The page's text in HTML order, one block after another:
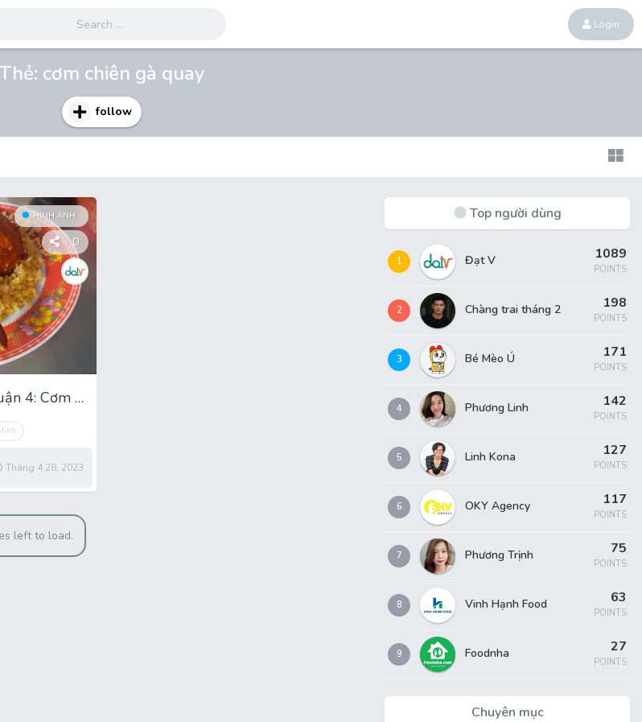
Login
Thẻ: cơm chiên gà quay
follow
HÌNH ẢNH
0
Quán cơm Thành Ký quận 4: Cơm chiên gà quay giòn rụm
Tháng 4 28, 2023
left to load.
Top người dùng
1 Đạt V 1089
POINTS
2 Chàng trai tháng 2 198
POINTS
3 Bé Mèo Ú 171
POINTS
4 Phương Linh 142
POINTS
5 Linh Kona 127
POINTS
6 OKY Agency 117
POINTS
7 Phương Trịnh 75
POINTS
8 Vinh Hạnh Food 63
POINTS
9 Foodnha 27
POINTS
Chuyên mục